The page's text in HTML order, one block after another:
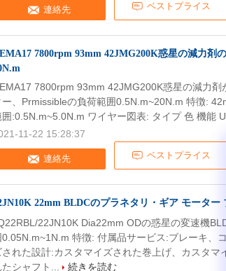
連絡先 ベストプライス
7800rpm 93mm 42JMG200K惑星の減力剤
連絡先 ベストプライス
7800rpm 93mm 42JMG200K惑星の減力
ー、Prmissibleの負荷範囲0.5N.m~20N.m 特徴:
囲:0.5N.m~5.0N.m ワイヤー図表: タイプ 色 機能
11-22 15:28:37
22mm BLDCのプラネタリ・ギア モーター
22JN10K Dia22mm ODの惑星の変速機
0.05N.m~1N.m 特徴: 付属品サービス:ブレーキ、
された設計:カスタマイズされた巻上げ、カスタマ
たシャフト...
続きを読む